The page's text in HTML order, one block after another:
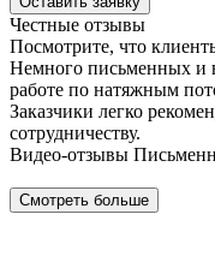
Честные отзывы
Посмотрите, что
Немного письменных и
работе по натяжным
Заказчики легко
сотрудничеству.
Видео-отзывы
Смотреть больше